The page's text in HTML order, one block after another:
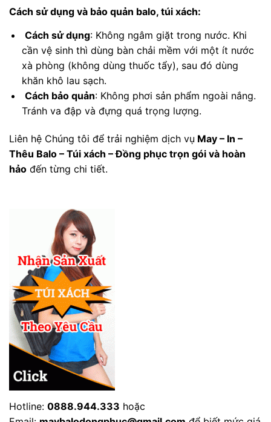
Cách sử dụng và bảo quản balo, túi xách:
Cách sử dụng: Không ngâm giặt trong nước. Khi
cần vệ sinh thì dùng bàn chải mềm với một ít nước
xà phòng (không dùng thuốc tẩy), sau đó dùng
khăn khô lau sạch.
Cách bảo quản: Không phơi sản phẩm ngoài nắng.
Tránh va đập và đựng quá trọng lượng.
Liên hệ Chúng tôi để trải nghiệm dịch vụ May – In –
Thêu Balo – Túi xách – Đồng phục trọn gói và hoàn
hảo đến từng chi tiết.
Hotline: 0888.944.333 hoặc